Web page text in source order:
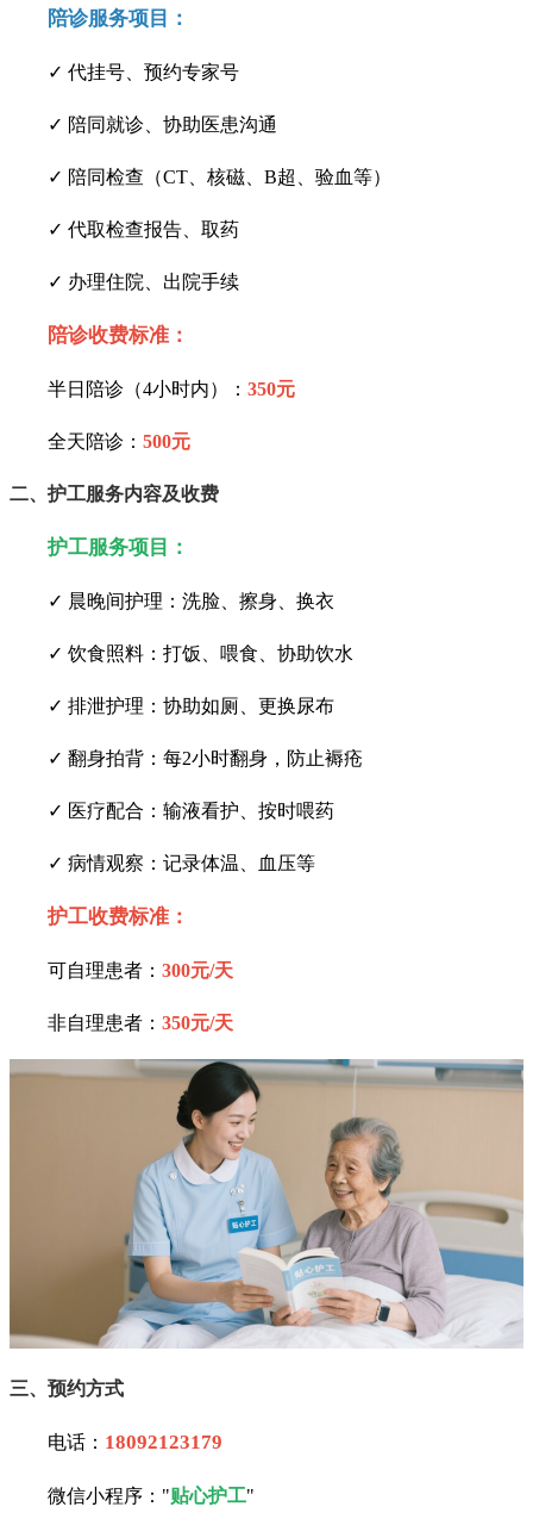
陪诊服务项目：
✓ 代挂号、预约专家号
✓ 陪同就诊、协助医患沟通
✓ 陪同检查（CT、核磁、B超、验血等）
✓ 代取检查报告、取药
✓ 办理住院、出院手续
陪诊收费标准：
半日陪诊（4小时内）： 350元
全天陪诊： 500元
二、护工服务内容及收费
护工服务项目：
✓ 晨晚间护理：洗脸、擦身、换衣
✓ 饮食照料：打饭、喂食、协助饮水
✓ 排泄护理：协助如厕、更换尿布
✓ 翻身拍背：每2小时翻身，防止褥疮
✓ 医疗配合：输液看护、按时喂药
✓ 病情观察：记录体温、血压等
护工收费标准：
可自理患者： 300元/天
非自理患者： 350元/天
三、预约方式
电话： 18092123179
微信小程序："贴心护工"